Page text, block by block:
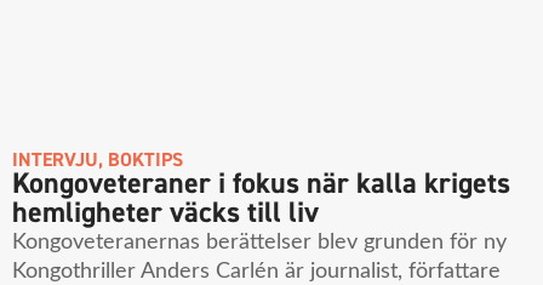
INTERVJU, BOKTIPS
Kongoveteraner i fokus när kalla krigets
hemligheter väcks till liv
Kongoveteranernas berättelser blev grunden för ny
Kongothriller Anders Carlén är journalist, författare